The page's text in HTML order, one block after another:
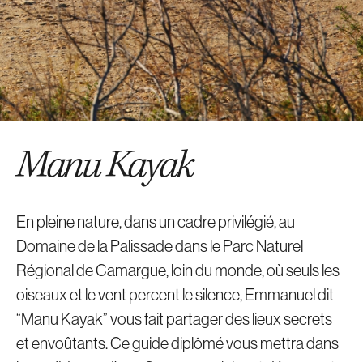
Manu Kayak
En pleine nature, dans un cadre privilégié, au
Domaine de la Palissade dans le Parc Naturel
Régional de Camargue, loin du monde, où seuls les
oiseaux et le vent percent le silence, Emmanuel dit
“Manu Kayak” vous fait partager des lieux secrets
et envoûtants. Ce guide diplômé vous mettra dans